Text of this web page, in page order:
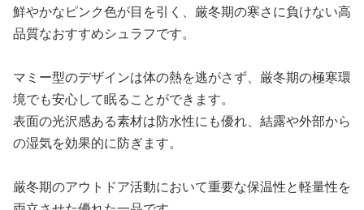
鮮やかなピンク色が目を引く、厳冬期の寒さに負けない高
品質なおすすめシュラフです。
マミー型のデザインは体の熱を逃がさず、厳冬期の極寒環
境でも安心して眠ることができます。
表面の光沢感ある素材は防水性にも優れ、結露や外部から
の湿気を効果的に防ぎます。
厳冬期のアウトドア活動において重要な保温性と軽量性を